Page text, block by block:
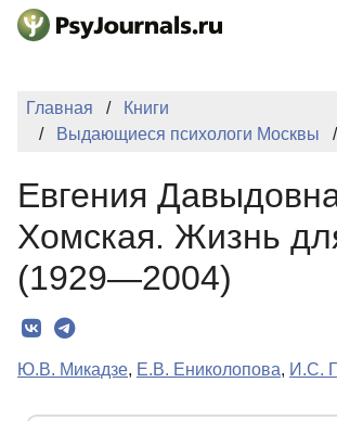
Перейти к основному содержанию
ИЗДАНИЯ
БАЗА ЗНАНИЙ
КЛЮЧЕВЫЕ СЛОВА
Регистрация
Главная
Книги
Выдающиеся психологи Москвы
Евгения
Хомская. Жизнь
(1929—2004)
Ю.В. Микадзе, Е.В. Ениколопова, И.С.